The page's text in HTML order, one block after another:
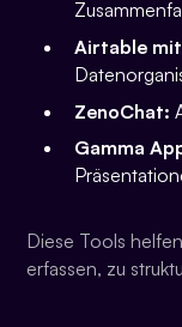
Airtable
ZenoChat:
Gamma
Diese Tools
erfassen, zu